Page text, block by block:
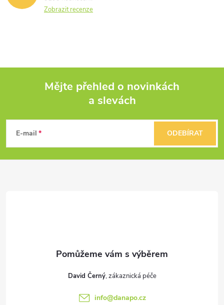
Zobrazit recenze
p
Mějte přehled o novinkách
a slevách
E-mail ODEBÍRAT
David Černý
info@danapo.cz